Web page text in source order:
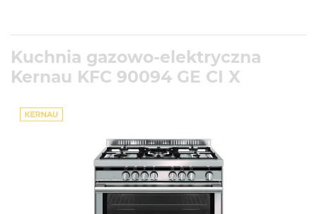
Kuchnia gazowo-elektryczna
Kernau KFC 90094 GE CI X